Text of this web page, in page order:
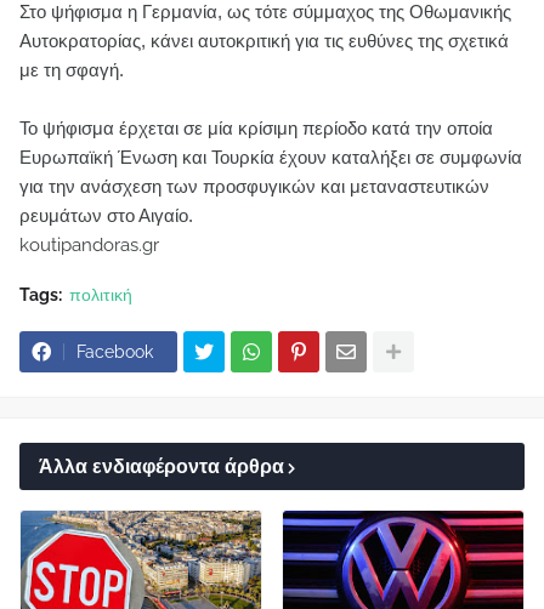
Στο ψήφισμα η Γερμανία, ως τότε σύμμαχος της Οθωμανικής
Αυτοκρατορίας, κάνει αυτοκριτική για τις ευθύνες της σχετικά
με τη σφαγή.
Το ψήφισμα έρχεται σε μία κρίσιμη περίοδο κατά την οποία
Ευρωπαϊκή Ένωση και Τουρκία έχουν καταλήξει σε συμφωνία
για την ανάσχεση των προσφυγικών και μεταναστευτικών
ρευμάτων στο Αιγαίο.
koutipandoras.gr
Tags: πολιτική
Facebook
Άλλα ενδιαφέροντα άρθρα